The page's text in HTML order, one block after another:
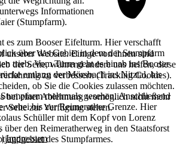
Informationen
(Stumpfarm).
es zum Booser Eifelturm. Hier verschafft
über das Gebiet in dem der Stumpfarm
trieb. Vom Turm geht es hinab ins Booser
entlang der Mörsbach ins Nitztal, bis
mehrmals gesehen. Anschließend
vorbei bis zur Reimerather Grenze. Hier
Schüller mit dem Kopf von Lorenz
über den Reimeratherweg in den Staatsforst
des Stumpfarmes.
unserer Website. Einige von ihnen sind
der Seite, während andere uns helfen, diese
zu verbessern (Tracking Cookies).
ob Sie die Cookies zulassen möchten.
bei einer Ablehnung womöglich nicht mehr
Seite zur Verfügung stehen.
|Impressum